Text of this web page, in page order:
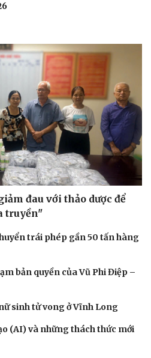
Đời sống
Nhà đẹp
Blog
Tình yêu - Gia đình
đau với thảo dược để
truyền"
trái phép gần 50 tấn hàng
bản quyền của Vũ Phi Điệp –
sinh tử vong ở Vĩnh Long
(AI) và những thách thức mới